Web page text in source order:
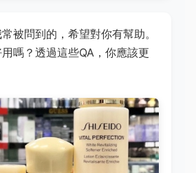
被問到的，希望對你有幫助。
嗎？透過這些QA，你應該更